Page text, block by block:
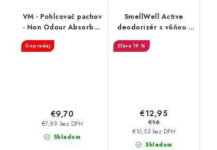
VM - Pohlcovač pachov
- Non Odour Absorber
Dopredaj
Skladom
€7,89 bez DPH
€9,70
SmellWell Active
deodorizér s vôňou -
19 %
Skladom
€10,53 bez DPH
€12,95
€16